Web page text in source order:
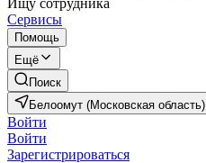
Ищу сотрудника
Сервисы
Помощь
Ещё
Поиск
Белоомут (Московская область)
Войти
Войти
Зарегистрироваться